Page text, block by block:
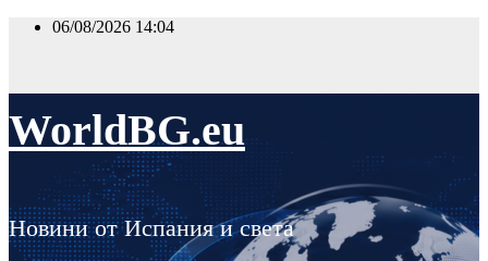
Skip
06/08/2026 14:04
WorldBG.eu
Новини от Испания и света